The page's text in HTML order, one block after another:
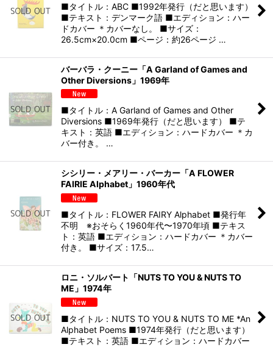
■タイトル：ABC ■1992年発行（だと思います）
■テキスト：デンマーク語 ■エディション：ハー
ドカバー ＊カバーなし。 ■サイズ：
26.5cm×20.0cm ■ページ：約26ページ …
バーバラ・クーニー「A Garland of Games and
Other Diversions」1969年
■タイトル：A Garland of Games and Other
Diversions ■1969年発行（だと思います） ■テ
キスト：英語 ■エディション：ハードカバー ＊カ
バー付き。 …
シシリー・メアリー・バーカー「A FLOWER
FAIRIE Alphabet」1960年代
■タイトル：FLOWER FAIRY Alphabet ■発行年
不明 ※おそらく1960年代〜1970年頃 ■テキス
ト：英語 ■エディション：ハードカバー ＊カバー
付き。 ■サイズ：17.5…
ロニ・ソルバート「NUTS TO YOU & NUTS TO
ME」1974年
■タイトル：NUTS TO YOU & NUTS TO ME *An
Alphabet Poems ■1974年発行（だと思います）
■テキスト：英語 ■エディション：ハードカバー